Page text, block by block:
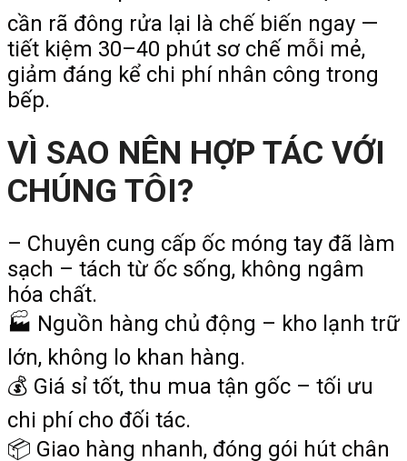
cần rã đông rửa lại là chế biến ngay —
tiết kiệm 30–40 phút sơ chế mỗi mẻ,
giảm đáng kể chi phí nhân công trong
bếp.
VÌ SAO NÊN HỢP TÁC VỚI
CHÚNG TÔI?
– Chuyên cung cấp ốc móng tay đã làm
sạch – tách từ ốc sống, không ngâm
hóa chất.
🏭 Nguồn hàng chủ động – kho lạnh trữ
lớn, không lo khan hàng.
💰 Giá sỉ tốt, thu mua tận gốc – tối ưu
chi phí cho đối tác.
📦 Giao hàng nhanh, đóng gói hút chân